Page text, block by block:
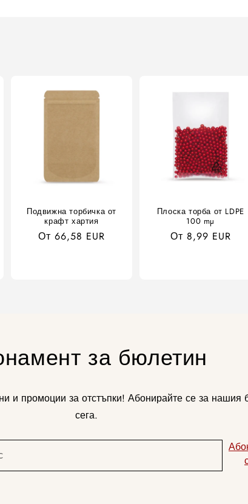
Подвижна торбичка от
крафт хартия
Обичайна
От 66,58 EUR
Плоска торба от LDPE
100 mµ
Обичайна
От 8,99 EUR
за бюлетин
и промоции за отстъпки! Абонирайте се за нашия
сега.